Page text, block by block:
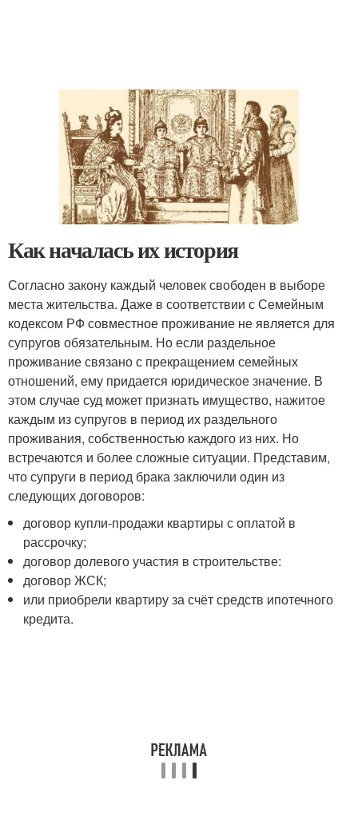
Как началась их история
Согласно закону каждый человек свободен в выборе
места жительства. Даже в соответствии с Семейным
кодексом РФ совместное проживание не является для
супругов обязательным. Но если раздельное
проживание связано с прекращением семейных
отношений, ему придается юридическое значение. В
этом случае суд может признать имущество, нажитое
каждым из супругов в период их раздельного
проживания, собственностью каждого из них. Но
встречаются и более сложные ситуации. Представим,
что супруги в период брака заключили один из
следующих договоров:
договор купли-продажи квартиры с оплатой в
рассрочку;
договор долевого участия в строительстве:
договор ЖСК;
или приобрели квартиру за счёт средств ипотечного
кредита.